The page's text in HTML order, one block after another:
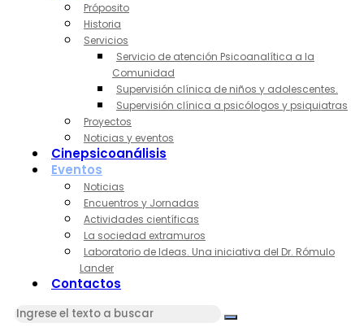
Próposito
Historia
Servicios
Servicio de atención Psicoanalítica a la
Comunidad
Supervisión clínica de niños y adolescentes.
Supervisión clínica a psicólogos y psiquiatras
Proyectos
Noticias y eventos
Cinepsicoanálisis
Eventos
Noticias
Encuentros y Jornadas
Actividades científicas
La sociedad extramuros
Laboratorio de Ideas. Una iniciativa del Dr. Rómulo
Lander
Contactos